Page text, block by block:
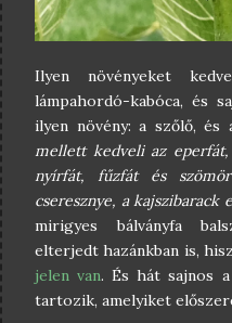
Ilyen növényeket
lámpahordó-kabóca, és
ilyen növény: a szőlő, és
mellett kedveli az eperfát,
nyírfát, fűzfát és
cseresznye, a kajszibarack
mirigyes bálványfa
elterjedt hazánkban is,
jelen van. És hát sajnos
tartozik, amelyiket